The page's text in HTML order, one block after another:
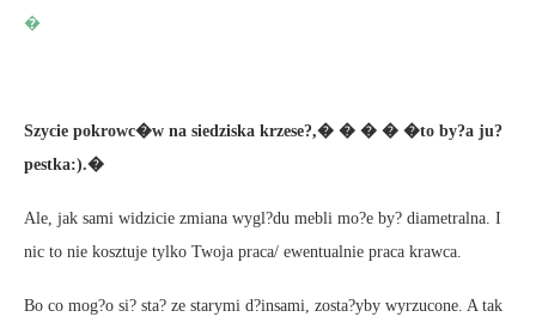
�
Szycie pokrowc�w na siedziska krzese?,� � � � �to by?a ju?
pestka:).�
Ale, jak sami widzicie zmiana wygl?du mebli mo?e by? diametralna. I
nic to nie kosztuje tylko Twoja praca/ ewentualnie praca krawca.
Bo co mog?o si? sta? ze starymi d?insami, zosta?yby wyrzucone. A tak